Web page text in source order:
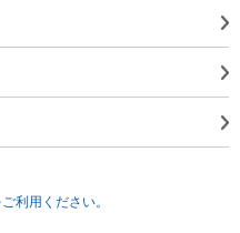
利用ください。